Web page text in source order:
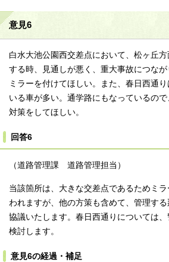
意見6
白水大池公園西交差点において、松ヶ丘
する時、見通しが悪く、重大事故につな
ミラーを付けてほしい。また、春日西通
いる車が多い。通学路にもなっているの
対策をしてほしい。
回答6
（道路管理課 道路管理担当）
当該箇所は、大きな交差点であるためミ
われますが、他の方策も含めて、管理す
協議いたします。春日西通りについては
検討します。
意見6の経過・補足